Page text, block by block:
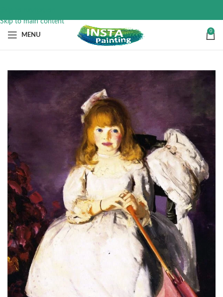
Skip to main content
MENU
0